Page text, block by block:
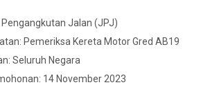
Jalan (JPJ)
Pemeriksa Kereta Motor Gred AB19
Seluruh Negara
14 November 2023